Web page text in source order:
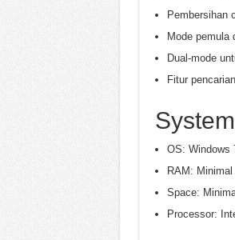
Pembersihan
Mode pemula
Dual-mode
Fitur
OS: Windows
RAM: Minimal
Space:
Processor: